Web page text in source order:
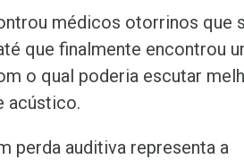
médicos otorrinos que
que finalmente encontrou
o qual poderia escutar
acústico.
perda auditiva representa a